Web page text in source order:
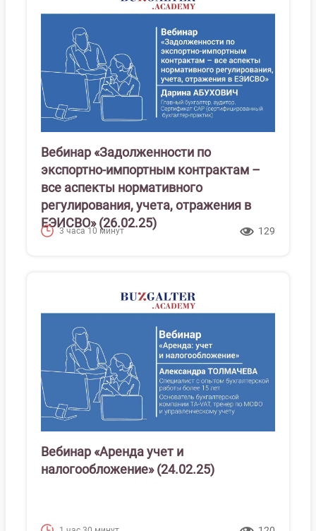
Вебинар «Задолженности по
экспортно-импортным контрактам –
все аспекты нормативного
регулирования, учета, отражения в
ЕЭИСВО» (26.02.25)
3 часа 10 минут 129
Вебинар «Аренда учет и
налогообложение» (24.02.25)